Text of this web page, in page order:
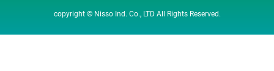
copyright © Nisso Ind. Co., LTD All Rights Reserved.